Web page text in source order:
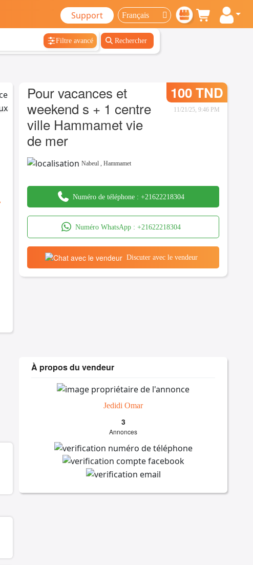
Support
Filtre avancé Rechercher
Pour vacances et
weekend s + 1 centre
ville Hammamet vie
de mer
100 TND
11/21/25, 9:46 PM
Nabeul ,Hammamet
Numéro de téléphone :+21622218304
Numéro WhatsApp : +21622218304
Discuter avec le vendeur
À propos du vendeur
Jedidi Omar
3
Annonces